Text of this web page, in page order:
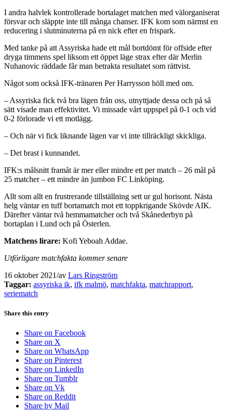
I andra halvlek kontrollerade bortalaget matchen med välorganiserat
försvar och släppte inte till många chanser. IFK kom som närmst en
reducering i slutminuterna på en nick efter en frispark.
Med tanke på att Assyriska hade ett mål bortdömt för offside efter
dryga timmens spel liksom ett öppet läge strax efter där Merlin
Nuhanovic räddade får man betrakta resultatet som rättvist.
Något som också IFK-tränaren Per Harrysson höll med om.
– Assyriska fick två bra lägen från oss, utnyttjade dessa och på så
sätt visade man effektivitet. Vi missade vårt uppspel på 0-1 och vid
0-2 förlorade vi ett motlägg.
– Och när vi fick liknande lägen var vi inte tillräckligt skickliga.
– Det brast i kunnandet.
IFK:s målsnitt framåt är mer eller mindre ett per match – 26 mål på
25 matcher – ett mindre än jumbon FC Linköping.
Allt som allt en frustrerande tillställning sett ur gul horisont. Nästa
helg väntar en tuff bortamatch mot ett toppkrigande Skövde AIK.
Därefter väntar två hemmamatcher och två Skånederbyn på
bortaplan i Lund och på Österlen.
Matchens lirare: Kofi Yeboah Addae.
Utförligare matchfakta kommer senare
16 oktober 2021/av Lars Ringström
Taggar: assyriska ik, ifk malmö, matchfakta, matchrapport,
seriematch
Share this entry
Share on Facebook
Share on X
Share on WhatsApp
Share on Pinterest
Share on LinkedIn
Share on Tumblr
Share on Vk
Share on Reddit
Share by Mail